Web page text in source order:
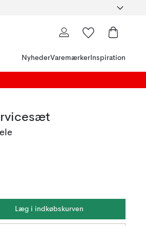
NyhederVaremærker Inspiration
Læg i indkøbskurven